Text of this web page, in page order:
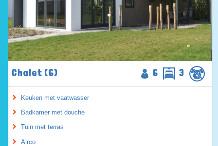
Chalet (6) 6 3
Keuken met vaatwasser
Badkamer met douche
Tuin met terras
Airco